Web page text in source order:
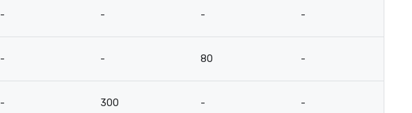
- - - -
- - 80 -
- 300 - -